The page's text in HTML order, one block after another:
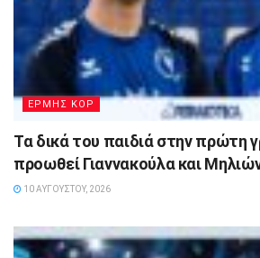
ΕΡΜΗΣ ΚΟΡ
Τα δικά του παιδιά στην πρώτη
προωθεί Γιαννακούλα και
10 ΑΥΓΟΎΣΤΟΥ, 2026